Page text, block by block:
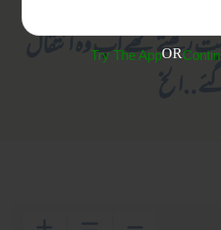
رکھتے تھے اب وہ انتقال
Try The AppOR